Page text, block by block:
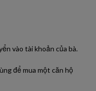
vào tài khoản của bà.
để mua một căn hộ